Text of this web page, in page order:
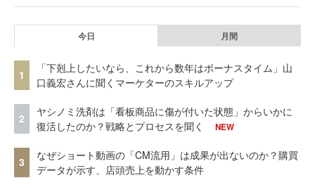
今日 月間
1
「下剋上したいなら、これから数年はボーナスタイム」山
口義宏さんに聞くマーケターのスキルアップ
2
ヤシノミ洗剤は「看板商品に傷が付いた状態」からいかに
復活したのか？戦略とプロセスを聞く
NEW
3
なぜショート動画の「CM流用」は成果が出ないのか？購買
データが示す、店頭売上を動かす条件